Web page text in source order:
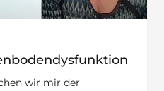
wir mir der